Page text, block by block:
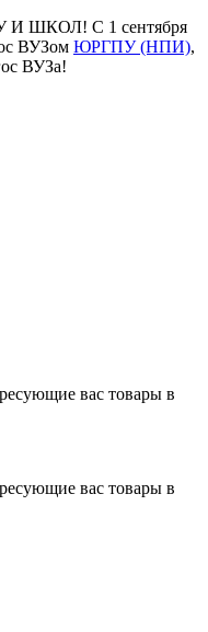
ШКОЛ! С 1 сентября
ВУЗом ЮРГПУ (НПИ),
ВУЗа!
вас товары в
вас товары в